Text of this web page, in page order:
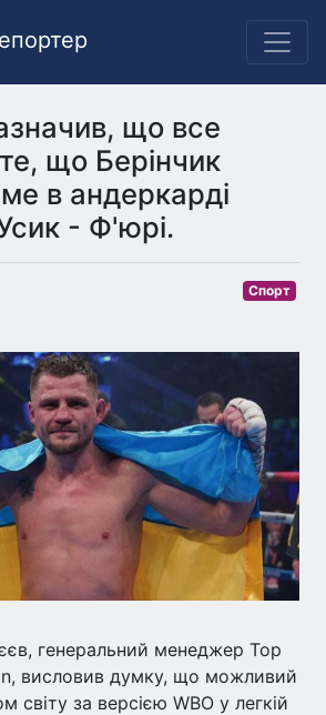
що все
що Берінчик
в андеркарді
- Ф'юрі.
Спорт
генеральний менеджер Top
висловив думку, що можливий
світу за версією WBO у легкій